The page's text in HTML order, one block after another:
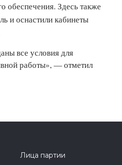
обеспечения. Здесь также
и оснастили кабинеты
все условия для
работы», — отметил
Лица партии